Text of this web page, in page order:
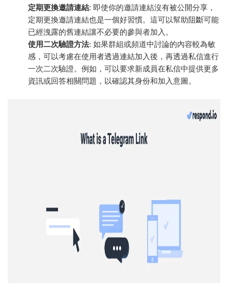
定期更換邀請連結: 即使你的邀請連結沒有被公開分享，
定期更換邀請連結也是一個好習慣。這可以幫助阻斷可能
已經洩露的舊連結讓不必要的參與者加入。
使用二次驗證方法: 如果群組或頻道中討論的內容較為敏
感，可以考慮在使用者透過連結加入後，再透過私信進行
一次二次驗證。例如，可以要求新成員在私信中提供更多
資訊或回答相關問題，以確認其身份和加入意圖。